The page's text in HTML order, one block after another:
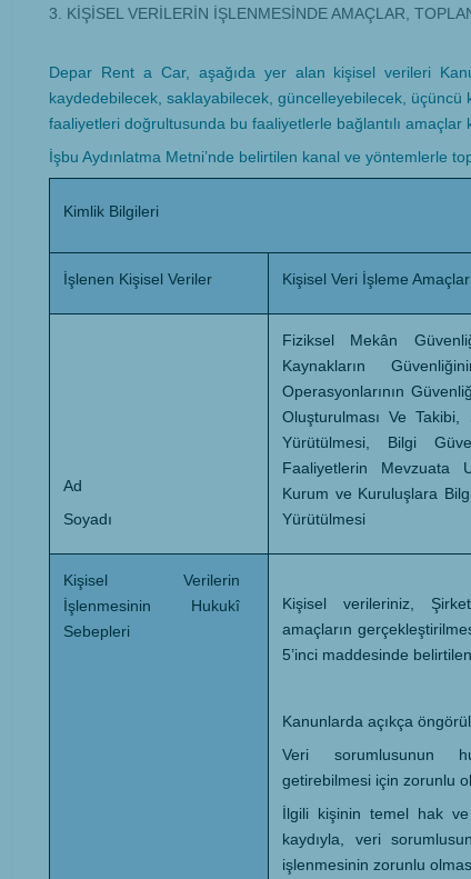
3. KİŞİSEL VERİLERİN İŞLENMESİNDE AMAÇLAR,
Depar Rent a Car, aşağıda yer alan kişisel verileri
kaydedebilecek, saklayabilecek, güncelleyebilecek, üçüncü
faaliyetleri doğrultusunda bu faaliyetlerle bağlantılı amaçlar
İşbu Aydınlatma Metni’nde belirtilen kanal ve yöntemlerle
Kimlik Bilgileri
İşlenen Kişisel Veriler Kişisel Veri İşleme
Ad
Soyadı
Fiziksel Mekân
Kaynakların
Operasyonlarının
Oluşturulması Ve
Yürütülmesi, Bilgi
Faaliyetlerin Mevzuata
Kurum ve Kuruluşlara
Yürütülmesi
Kişisel Verilerin
İşlenmesinin Hukukî
Sebepleri
Kişisel verileriniz,
amaçların
5’inci maddesinde
Kanunlarda açıkça
Veri sorumlusunun
getirebilmesi için zorunlu
İlgili kişinin temel hak
kaydıyla, veri
işlenmesinin zorunlu